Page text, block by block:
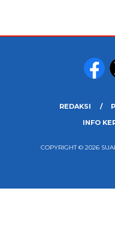
REDAKSI
INFO
COPYRIGHT © 2026